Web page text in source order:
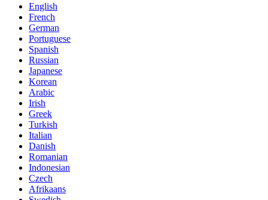
English
French
German
Portuguese
Spanish
Russian
Japanese
Korean
Arabic
Irish
Greek
Turkish
Italian
Danish
Romanian
Indonesian
Czech
Afrikaans